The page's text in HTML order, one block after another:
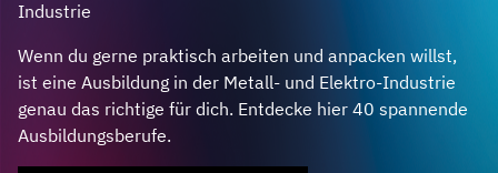
Industrie
Wenn du gerne praktisch arbeiten und anpacken willst,
ist eine Ausbildung in der Metall- und Elektro-Industrie
genau das richtige für dich. Entdecke hier 40 spannende
Ausbildungsberufe.